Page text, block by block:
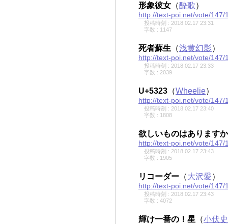
形象彼女 （酔歌）
http://text-poi.net/vote/147/
投稿時刻 : 2018.02.17 23:31
字数 : 1147
死者蘇生 （浅黄幻影）
http://text-poi.net/vote/147/
投稿時刻 : 2018.02.17 23:33
字数 : 2039
U+5323 （Wheelie）
http://text-poi.net/vote/147/
投稿時刻 : 2018.02.17 23:40
字数 : 1808
欲しいものはあります
http://text-poi.net/vote/147/
投稿時刻 : 2018.02.17 23:43
字数 : 1905
リコーダー （大沢愛）
http://text-poi.net/vote/147/
投稿時刻 : 2018.02.17 23:43
字数 : 4072
輝け一番の！星 （小伏